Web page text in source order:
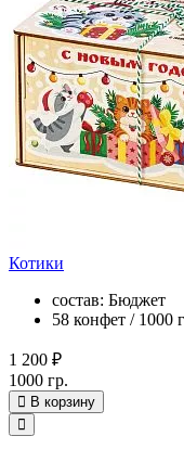
Котики
состав: Бюджет
58 конфет / 1000
1 200 ₽
1000 гр.
В корзину